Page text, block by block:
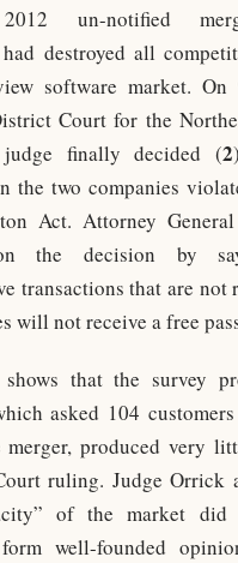
un-notified
had destroyed all
software market. On
Court for the
finally decided (2
the two companies
Act. Attorney
the decision by
transactions that are not
will not receive a free
that the survey
asked 104
produced very
ruling. Judge Orrick
of the market did
well-founded